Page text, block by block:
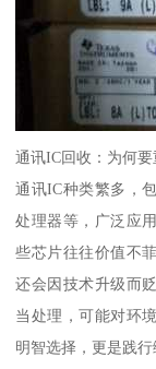
通讯IC回收：为何要
通讯IC种类繁多，
处理器等，广泛应
些芯片往往价值不
还会因技术升级而
当处理，可能对环
明智选择，更是践行